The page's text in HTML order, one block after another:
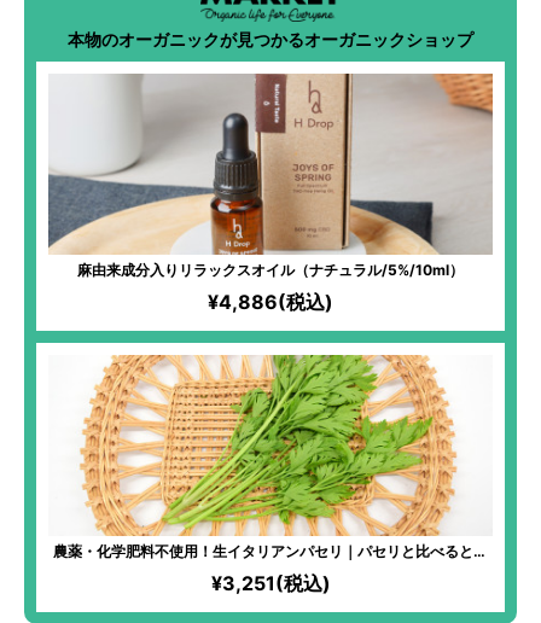
本物のオーガニックが見つかるオーガニックショップ
麻由来成分入りリラックスオイル（ナチュラル/5%/10ml）
¥4,886(税込)
農薬・化学肥料不使用！生イタリアンパセリ｜パセリと比べると柔
らかくて苦味が少なく、爽やかな後味が楽しめる！イタリアン・フ
レンチに欠かせないパセリ！お肉料理やお魚料理、スープ、パスタ
など、さまざまな料理に活用できて便利！
¥3,251(税込)